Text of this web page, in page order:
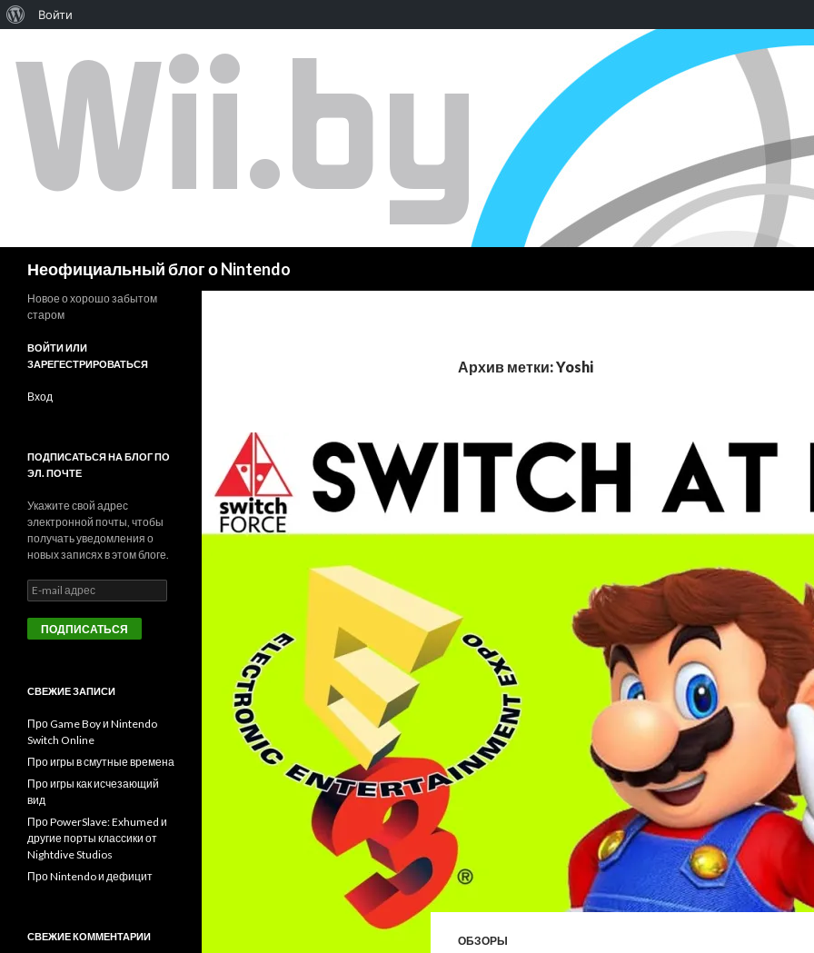
Неофициальный блог о Nintendo
Архив метки: Yoshi
ОБЗОРЫ
Новое о хорошо забытом
старом
ВОЙТИ ИЛИ
ЗАРЕГЕСТРИРОВАТЬСЯ
Вход
ПОДПИСАТЬСЯ НА БЛОГ ПО
ЭЛ. ПОЧТЕ
Укажите свой адрес
электронной почты, чтобы
получать уведомления о
новых записях в этом блоге.
E
-
m
a
а
р
е
СВЕЖИЕ ЗАПИСИ
Про Game Boy и Nintendo
Switch Online
Про игры в смутные времена
Про игры как исчезающий
вид
Про PowerSlave: Exhumed и
другие порты классики от
Nightdive Studios
Про Nintendo и дефицит
СВЕЖИЕ КОММЕНТАРИИ
Войти